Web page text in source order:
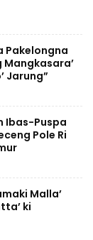
Pakelongna
Mangkasara’
Jarung”
Ibas-Puspa
Pole Ri
Malla’
ki